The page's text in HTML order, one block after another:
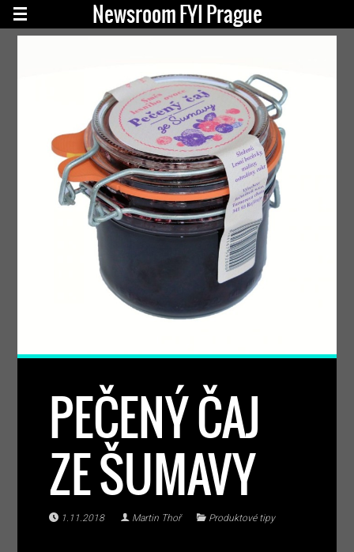
Newsroom FYI Prague
PEČENÝ ČAJ
ZE ŠUMAVY
1.11.2018 Martin Thoř Produktové tipy